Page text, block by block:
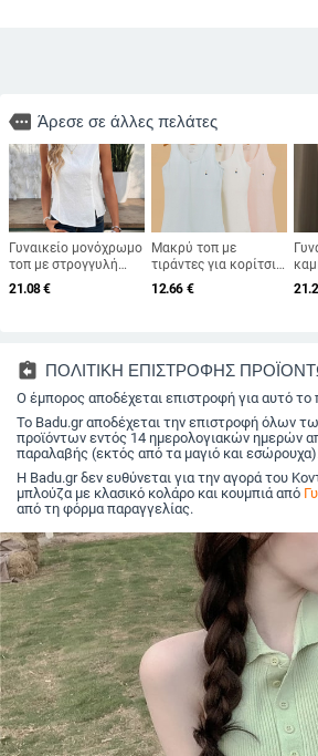
more Άρεσε σε άλλες πελάτες
Γυναικείο μονόχρωμο
τοπ με στρογγυλή
λαιμόκοψη και
ασύμμετρο τελείωμα,
Ευρώπη και την
Αμερική του 2025, για
την άνοιξη, το
καλοκαίρι και το
φθινόπωρο, ευέλικτο.
21.08€
Μακρύ τοπ με
τιράντες για κορίτσια,
βαμβακερό
12.66 €
assignment_return ΠΟΛΙΤΙΚΗ ΕΠΙΣΤΡΟΦΗΣ
Ο έμπορος αποδέχεται επιστροφή για αυτό το
Το Badu.gr αποδέχεται την επιστροφή όλων
προϊόντων εντός 14 ημερολογιακών ημερών
παραλαβής (εκτός από τα μαγιό και
Η Badu.gr δεν ευθύνεται για την αγορά του
μπλούζα με κλασικό κολάρο και κουμπιά από
από τη φόρμα παραγγελίας.